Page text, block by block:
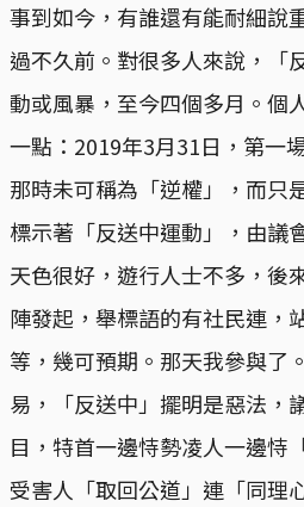
事到如今，有誰還有能耐細說
過不久前。對很多人來說，「
動或風暴，至今四個多月。個
一點：2019年3月31日，第一
那時未可稱為「逆權」，而只
標示著「反送中運動」，由議
天色很好，遊行人士不多，後
陣發起，舉標語的有社民連，
等，幾可預期。那天我參與了
易，「反送中」擺明是惡法，
目，特首一邊恃勢凌人一邊
受害人「取回公道」連「同理